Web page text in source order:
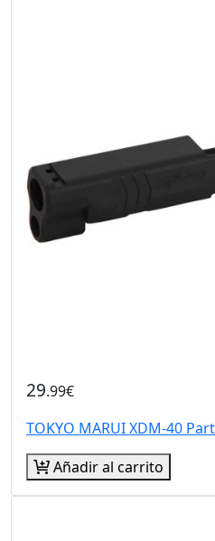
29.99€
TOKYO MARUI XDM-40
Añadir al carrito